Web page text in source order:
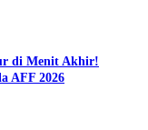
di Menit Akhir!
AFF 2026